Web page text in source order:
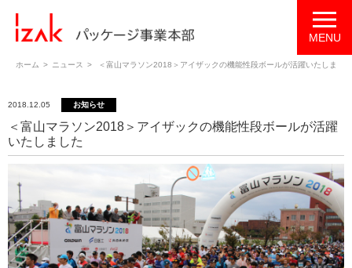
ホーム ニュース ＜富山マラソン2018＞アイザックの機能性段ボールが活躍いたしました
2018.12.05 お知らせ
＜富山マラソン2018＞アイザックの機能性段ボールが活躍
いたしました